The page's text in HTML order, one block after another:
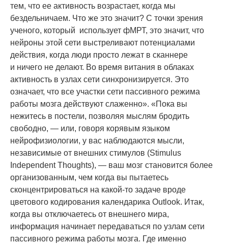
тем, что ее активность возрастает, когда мы
бездельничаем. Что же это значит? С точки зрения
ученого, который использует фМРТ, это значит, что
нейроны этой сети выстреливают потенциалами
действия, когда люди просто лежат в сканнере
и ничего не делают. Во время витания в облаках
активность в узлах сети синхронизируется. Это
означает, что все участки сети пассивного режима
работы мозга действуют слаженно». «Пока вы
нежитесь в постели, позволяя мыслям бродить
свободно, — или, говоря корявым языком
нейрофизиологии, у вас наблюдаются мысли,
независимые от внешних стимулов (Stimulus
Independent Thoughts), — ваш мозг становится более
организованным, чем когда вы пытаетесь
сконцентрироваться на какой-то задаче вроде
цветового кодирования календарика Outlook. Итак,
когда вы отключаетесь от внешнего мира,
информация начинает передаваться по узлам сети
пассивного режима работы мозга. Где именно